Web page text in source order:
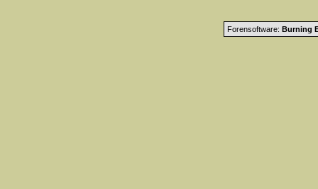
Forensoftware: Burning